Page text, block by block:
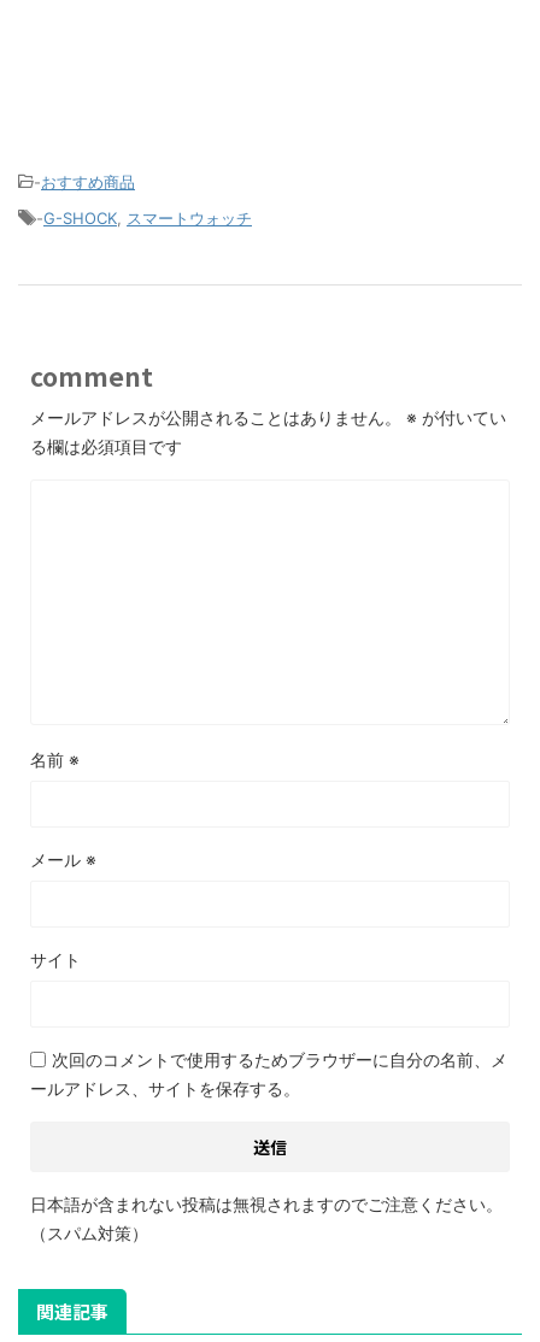
-おすすめ商品
-G-SHOCK, スマートウォッチ
comment
メールアドレスが公開されることはありません。 ※ が付いてい
る欄は必須項目です
名前 ※
メール ※
サイト
次回のコメントで使用するためブラウザーに自分の名前、メ
ールアドレス、サイトを保存する。
日本語が含まれない投稿は無視されますのでご注意ください。
（スパム対策）
関連記事